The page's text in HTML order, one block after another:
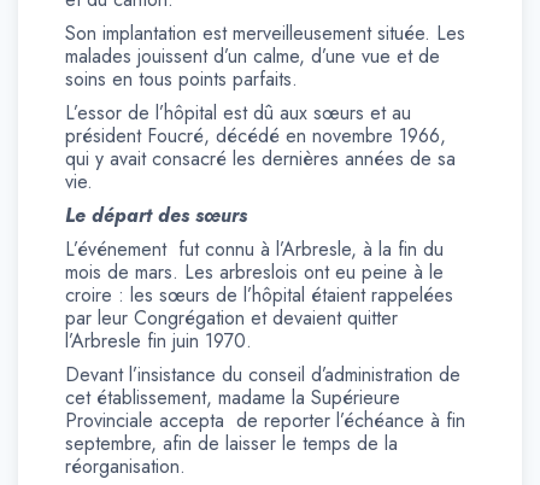
Son implantation est merveilleusement située. Les
malades jouissent d’un calme, d’une vue et de
soins en tous points parfaits.
L’essor de l’hôpital est dû aux sœurs et au
président Foucré, décédé en novembre 1966,
qui y avait consacré les dernières années de sa
vie.
Le départ des sœurs
L’événement fut connu à l’Arbresle, à la fin du
mois de mars. Les arbreslois ont eu peine à le
croire : les sœurs de l’hôpital étaient rappelées
par leur Congrégation et devaient quitter
l’Arbresle fin juin 1970.
Devant l’insistance du conseil d’administration de
cet établissement, madame la Supérieure
Provinciale accepta de reporter l’échéance à fin
septembre, afin de laisser le temps de la
réorganisation.